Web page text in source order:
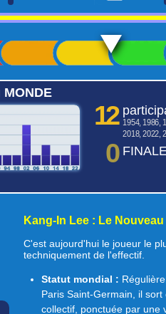
12 1954, 1986,
2018, 2022,
0
Kang-In Lee : Le
C'est aujourd'hui le joueur le
techniquement de l'effectif.
Statut mondial :
Paris Saint-Germain, il
collectif, ponctuée par une